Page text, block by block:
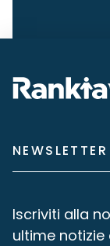
NEWSLETTER
Iscriviti alla
ultime notizie